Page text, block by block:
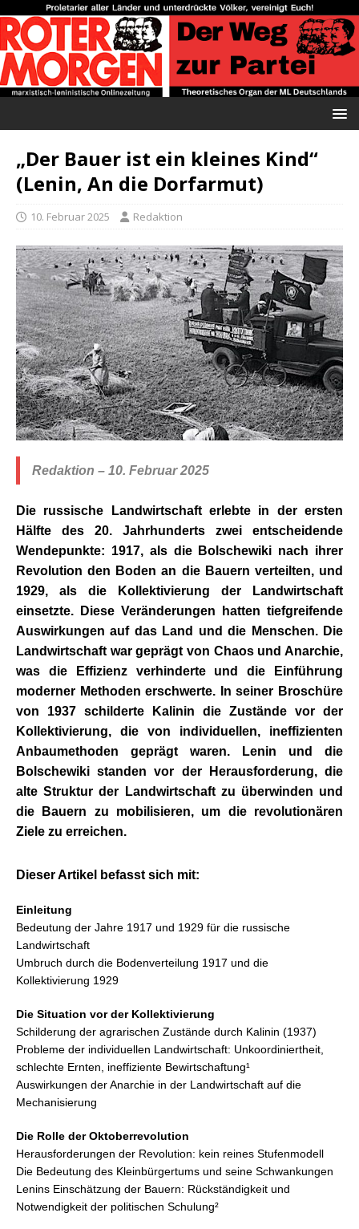
„Der Bauer ist ein kleines Kind“
(Lenin, An die Dorfarmut)
10. Februar 2025 Redaktion
Redaktion – 10. Februar 2025
Die russische Landwirtschaft erlebte in der ersten
Hälfte des 20. Jahrhunderts zwei entscheidende
Wendepunkte: 1917, als die Bolschewiki nach ihrer
Revolution den Boden an die Bauern verteilten, und
1929, als die Kollektivierung der Landwirtschaft
einsetzte. Diese Veränderungen hatten tiefgreifende
Auswirkungen auf das Land und die Menschen. Die
Landwirtschaft war geprägt von Chaos und Anarchie,
was die Effizienz verhinderte und die Einführung
moderner Methoden erschwerte. In seiner Broschüre
von 1937 schilderte Kalinin die Zustände vor der
Kollektivierung, die von individuellen, ineffizienten
Anbaumethoden geprägt waren. Lenin und die
Bolschewiki standen vor der Herausforderung, die
alte Struktur der Landwirtschaft zu überwinden und
die Bauern zu mobilisieren, um die revolutionären
Ziele zu erreichen.
Dieser Artikel befasst sich mit:
Einleitung
Bedeutung der Jahre 1917 und 1929 für die russische
Landwirtschaft
Umbruch durch die Bodenverteilung 1917 und die
Kollektivierung 1929
Die Situation vor der Kollektivierung
Schilderung der agrarischen Zustände durch Kalinin (1937)
Probleme der individuellen Landwirtschaft: Unkoordiniertheit,
schlechte Ernten, ineffiziente Bewirtschaftung¹
Auswirkungen der Anarchie in der Landwirtschaft auf die
Mechanisierung
Die Rolle der Oktoberrevolution
Herausforderungen der Revolution: kein reines Stufenmodell
Die Bedeutung des Kleinbürgertums und seine Schwankungen
Lenins Einschätzung der Bauern: Rückständigkeit und
Notwendigkeit der politischen Schulung²